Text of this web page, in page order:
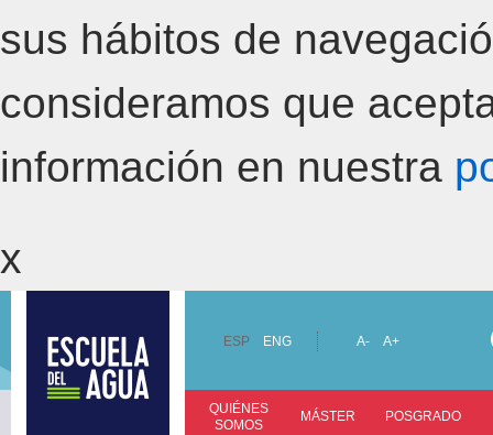
sus hábitos de
consideramos que
información en nuestra
x
ESP ENG A- A+
QUIÉNES
SOMOS
MÁSTER POSGRADO